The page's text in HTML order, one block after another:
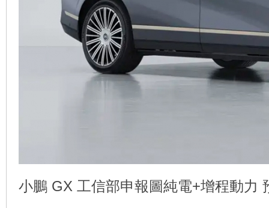
小鵬 GX 工信部申報圖純電+增程動力